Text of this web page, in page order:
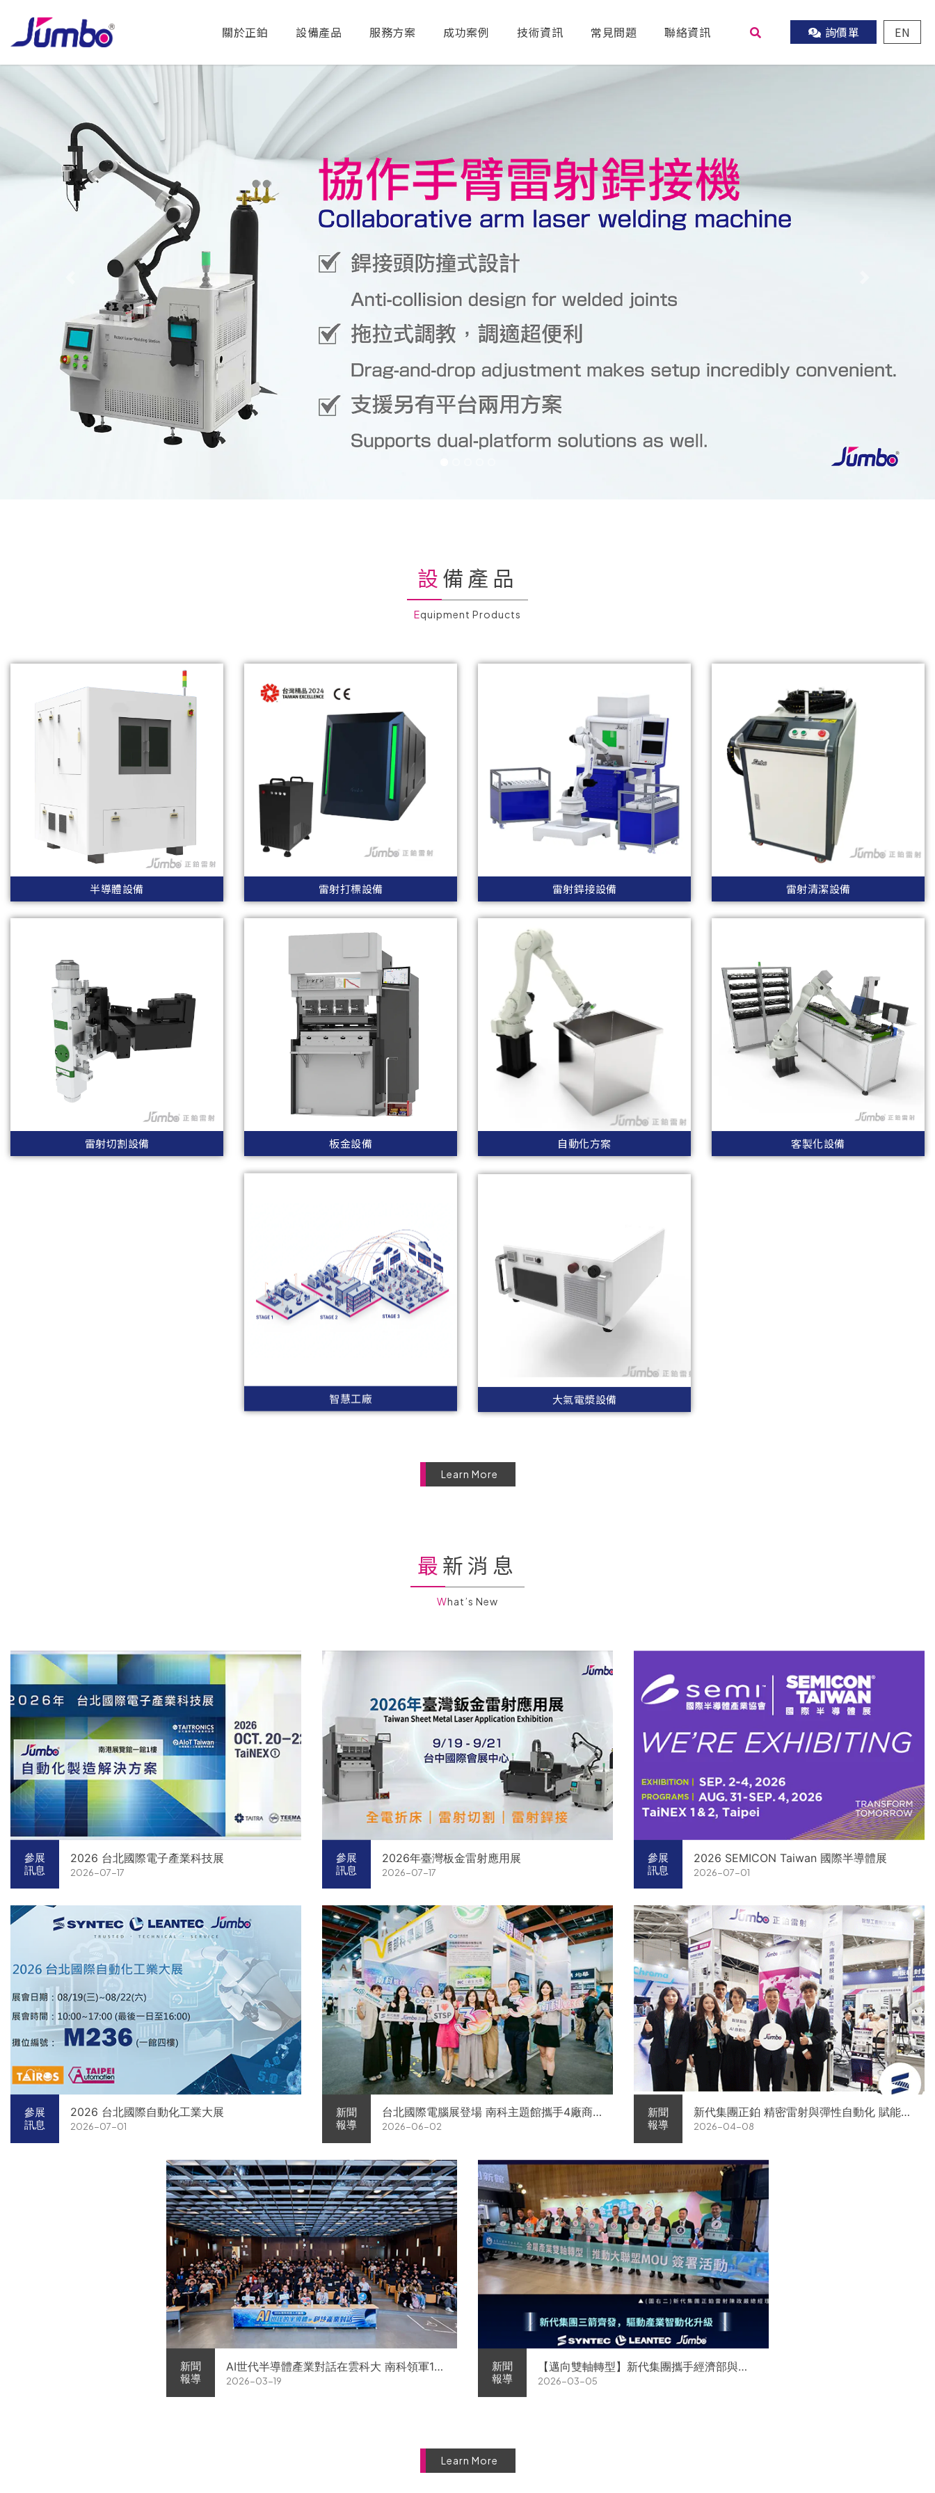
關於正鉑 設備產品 服務方案 成功案例 技術資訊 常見問題 聯絡資訊 詢價單 EN
設備產品
Equipment Products
半導體設備 雷射打標設備 雷射銲接設備 雷射清潔設備
雷射切割設備 板金設備 自動化方案 客製化設備
智慧工廠 大氣電漿設備
Learn More
最新消息
What’s New
參展
訊息
2026 台北國際電子產業科技展
2026-07-17
參展
訊息
2026年臺灣板金雷射應用展
2026-07-17
參展
訊息
2026 SEMICON Taiwan 國際半導體展
2026-07-01
參展
訊息
2026 台北國際自動化工業大展
2026-07-01
新聞
報導
台北國際電腦展登場 南科主題館攜手4廠商
展現AI供應鏈實力
2026-06-02
新聞
報導
新代集團正鉑 精密雷射與彈性自動化 賦能智
慧智造解方電子展亮相
2026-04-08
新聞
報導
AI世代半導體產業對話在雲科大 南科領軍11
家企業前進校園徵才
2026-03-19
新聞
報導
【邁向雙軸轉型】新代集團攜手經濟部與金
屬中心簽署MOU 領航 AI機器人智慧智造
2026-03-05
Learn More